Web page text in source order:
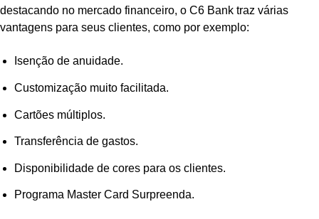
destacando no mercado financeiro, o C6 Bank traz várias
vantagens para seus clientes, como por exemplo:
Isenção de anuidade.
Customização muito facilitada.
Cartões múltiplos.
Transferência de gastos.
Disponibilidade de cores para os clientes.
Programa Master Card Surpreenda.